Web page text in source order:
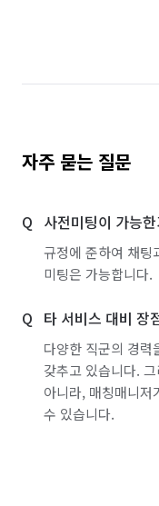
자주 묻는 질문
사전미팅이 가능
규정에 준하여 채팅
미팅은 가능합니다.
타 서비스 대비 장
다양한 직군의 경력
갖추고 있습니다.
아니라, 매칭매니저
수 있습니다.